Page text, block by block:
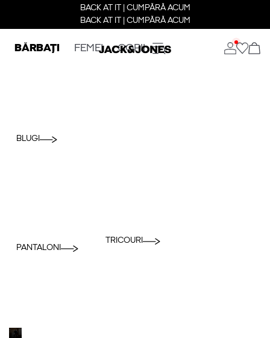
BACK AT IT | CUMPĂRĂ ACUM
BACK AT IT | CUMPĂRĂ ACUM
BĂRBAȚI FEMEI COPII
BLUGI
PANTALONI
TRICOURI